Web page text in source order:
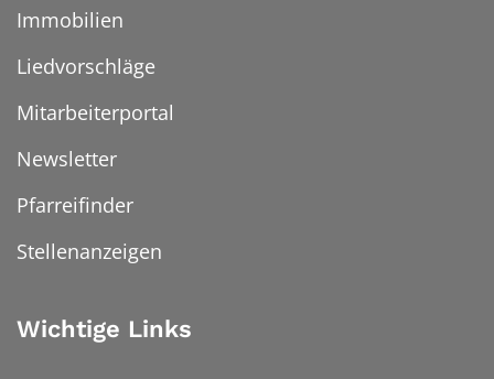
Immobilien
Liedvorschläge
Mitarbeiterportal
Newsletter
Pfarreifinder
Stellenanzeigen
Wichtige Links